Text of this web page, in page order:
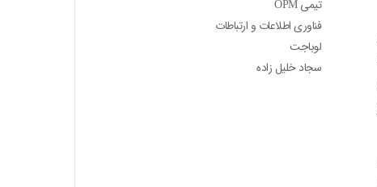
تیمی OPM
فناوری اطلاعات و ارتباطات
لوباجت
سجاد خلیل زاده